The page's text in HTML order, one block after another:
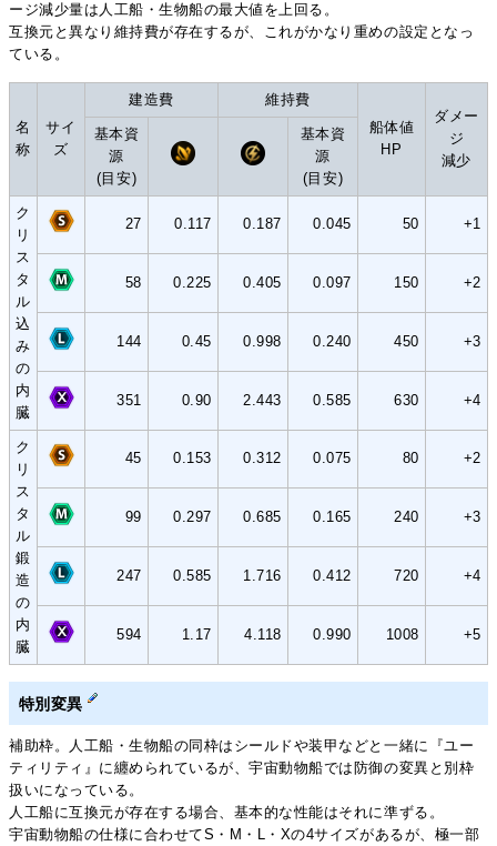
ージ減少量は人工船・生物船の最大値を上回る。
互換元と異なり維持費が存在するが、これがかなり重めの設定となっ
ている。
名
称
サイ
ズ
建造費
維持費
船体値
HP
ダメー
ジ
減少
基本資
源
(目安)
基本資
源
(目安)
ク
リ
ス
タ
ル
込
み
の
内
臓
27 0.117 0.187 0.045 50 +1
58 0.225 0.405 0.097 150 +2
144 0.45 0.998 0.240 450 +3
351 0.90 2.443 0.585 630 +4
ク
リ
ス
タ
ル
鍛
造
の
内
臓
45 0.153 0.312 0.075 80 +2
99 0.297 0.685 0.165 240 +3
247 0.585 1.716 0.412 720 +4
594 1.17 4.118 0.990 1008 +5
特別変異
補助枠。人工船・生物船の同枠はシールドや装甲などと一緒に『ユー
ティリティ』に纏められているが、宇宙動物船では防御の変異と別枠
扱いになっている。
人工船に互換元が存在する場合、基本的な性能はそれに準ずる。
宇宙動物船の仕様に合わせてS・M・L・Xの4サイズがあるが、極一部